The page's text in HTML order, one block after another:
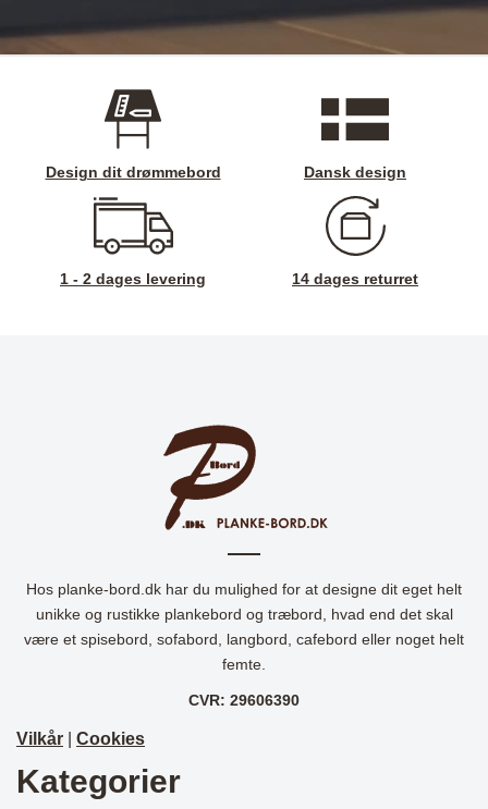
Design dit drømmebord Dansk design
1 - 2 dages levering 14 dages returret
Hos planke-bord.dk har du mulighed for at designe dit eget helt
unikke og rustikke plankebord og træbord, hvad end det skal
være et spisebord, sofabord, langbord, cafebord eller noget helt
femte.
CVR: 29606390
Vilkår Cookies
Kategorier